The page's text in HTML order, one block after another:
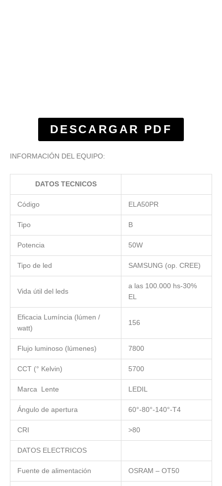
DESCARGAR PDF
INFORMACIÓN DEL EQUIPO:
DATOS TECNICOS
Código ELA50PR
Tipo B
Potencia 50W
Tipo de led SAMSUNG (op. CREE)
Vida útil del leds
a las 100.000 hs-30%
EL
Eficacia Lumíncia (lúmen /
watt)
156
Flujo luminoso (lúmenes) 7800
CCT (° Kelvin) 5700
Marca Lente LEDIL
Ángulo de apertura 60°-80°-140°-T4
CRI >80
DATOS ELECTRICOS
Fuente de alimentación OSRAM – OT50